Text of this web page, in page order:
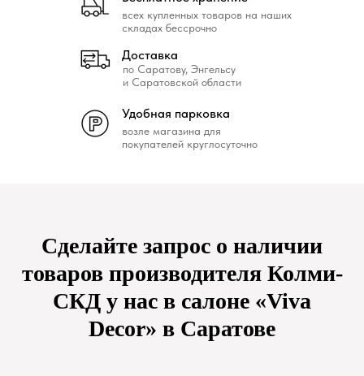
возле магазина для
покупателей круглосуточно
Удобная парковка
всех купленных товаров на наших
складах бессрочно
по Саратову, Энгельсу
и Саратовской области
Доставка
Сделайте запрос о наличии
товаров производителя Колми-
СКД у нас в салоне «Viva
Decor» в Саратове